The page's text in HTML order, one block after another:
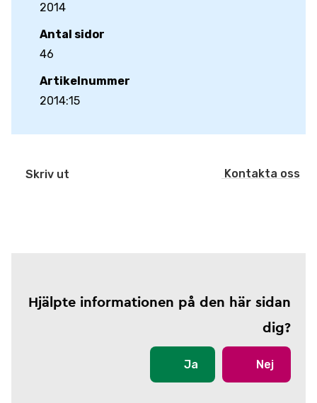
2014
Antal sidor
46
Artikelnummer
2014:15
Skriv ut Kontakta oss
Hjälpte informationen på den här sidan
dig?
Ja Nej